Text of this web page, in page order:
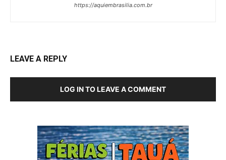
https://aquiembrasilia.com.br
LEAVE A REPLY
LOG IN TO LEAVE A COMMENT